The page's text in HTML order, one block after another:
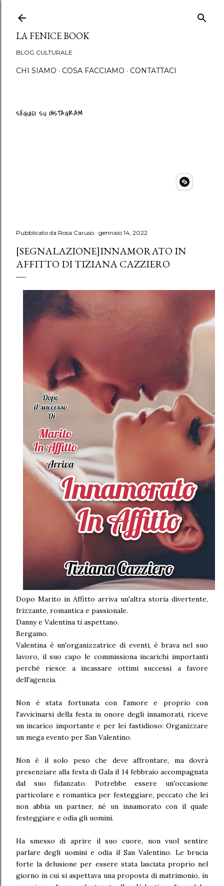
LA FENICE BOOK
BLOG CULTURALE
CHI SIAMO COSA FACCIAMO CONTATTACI
SEGUICI SU INSTAGRAM
Pubblicato da Rosa Caruso gennaio 14, 2022
[SEGNALAZIONE]INNAMORATO IN
AFFITTO DI TIZIANA CAZZIERO
Dopo Marito in Affitto arriva un'altra storia divertente,
frizzante, romantica e passionale.
Danny e Valentina ti aspettano.
Bergamo.
Valentina è un'organizzatrice di eventi, è brava nel suo
lavoro, il suo capo le commissiona incarichi importanti
perché riesce a incassare ottimi successi a favore
dell'agenzia.
Non è stata fortunata con l'amore e proprio con
l'avvicinarsi della festa in onore degli innamorati, riceve
un incarico importante e per lei fastidioso: Organizzare
un mega evento per San Valentino.
Non è il solo peso che deve affrontare, ma dovrà
presenziare alla festa di Gala il 14 febbraio accompagnata
dal suo fidanzato. Potrebbe essere un'occasione
particolare e romantica per festeggiare, peccato che lei
non abbia un partner, né un innamorato con il quale
festeggiare e odia gli uomini.
Ha smesso di aprire il suo cuore, non vuol sentire
parlare degli uomini e odia il San Valentino. Le brucia
forte la delusione per essere stata lasciata proprio nel
giorno in cui si aspettava una proposta di matrimonio, in